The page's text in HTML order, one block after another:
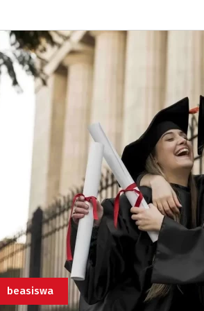
beasiswa